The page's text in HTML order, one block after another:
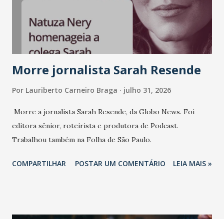
Morre jornalista Sarah Resende
Por Lauriberto Carneiro Braga julho 31, 2026
Morre a jornalista Sarah Resende, da Globo News. Foi
editora sênior, roteirista e produtora de Podcast.
Trabalhou também na Folha de São Paulo.
COMPARTILHAR POSTAR UM COMENTÁRIO LEIA MAIS »